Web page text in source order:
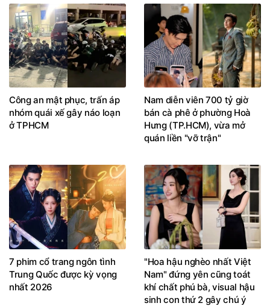
Công an mật phục, trấn áp
nhóm quái xế gây náo loạn
ở TPHCM
Nam diễn viên 700 tỷ giờ
bán cà phê ở phường Hoà
Hưng (TP.HCM), vừa mở
quán liền "vỡ trận"
7 phim cổ trang ngôn tình
Trung Quốc được kỳ vọng
nhất 2026
"Hoa hậu nghèo nhất Việt
Nam" đứng yên cũng toát
khí chất phú bà, visual hậu
sinh con thứ 2 gây chú ý